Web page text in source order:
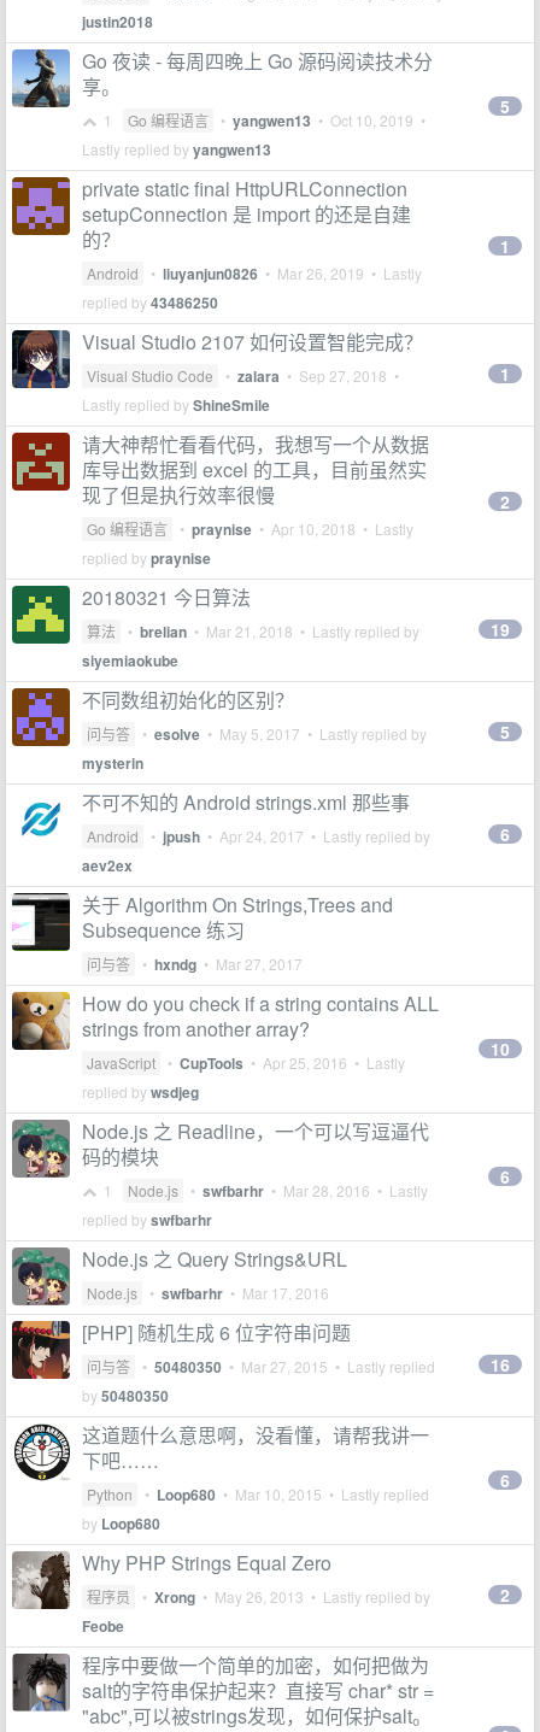
justin2018
Go 夜读 - 每周四晚上 Go 源码阅读技术分
享。
1 Go 编程语言 • yangwen13 • Oct 10, 2019 •
Lastly replied byyangwen13
5
private static final HttpURLConnection
setupConnection 是 import 的还是自建
的？
Android • liuyanjun0826 • Mar 26, 2019 • Lastly
replied by43486250
1
Visual Studio 2107 如何设置智能完成？
Visual Studio Code • zalara • Sep 27, 2018 •
Lastly replied byShineSmile
1
请大神帮忙看看代码，我想写一个从数据
库导出数据到 excel 的工具，目前虽然实
现了但是执行效率很慢
Go 编程语言 • praynise • Apr 10, 2018 • Lastly
replied bypraynise
2
20180321 今日算法
算法 • brelian • Mar 21, 2018 • Lastly replied by
siyemiaokube
19
不同数组初始化的区别？
问与答 • esolve • May 5, 2017 • Lastly replied by
mysterin
5
不可不知的 Android strings.xml 那些事
Android • jpush • Apr 24, 2017 • Lastly replied by
aev2ex
6
关于 Algorithm On Strings,Trees and
Subsequence 练习
问与答 • hxndg • Mar 27, 2017
How do you check if a string contains ALL
strings from another array?
JavaScript • CupTools • Apr 25, 2016 • Lastly
replied bywsdjeg
10
Node.js 之 Readline，一个可以写逗逼代
码的模块
1 Node.js • swfbarhr • Mar 28, 2016 • Lastly
replied byswfbarhr
6
Node.js 之 Query Strings&URL
Node.js • swfbarhr • Mar 17, 2016
[PHP] 随机生成 6 位字符串问题
问与答 • 50480350 • Mar 27, 2015 • Lastly replied
by50480350
16
这道题什么意思啊，没看懂，请帮我讲一
下吧……
Python • Loop680 • Mar 10, 2015 • Lastly replied
by Loop680
6
Why PHP Strings Equal Zero
程序员 • Xrong • May 26, 2013 • Lastly replied by
Feobe
2
程序中要做一个简单的加密，如何把做为
salt的字符串保护起来？直接写 char* str =
"abc",可以被strings发现，如何保护salt。